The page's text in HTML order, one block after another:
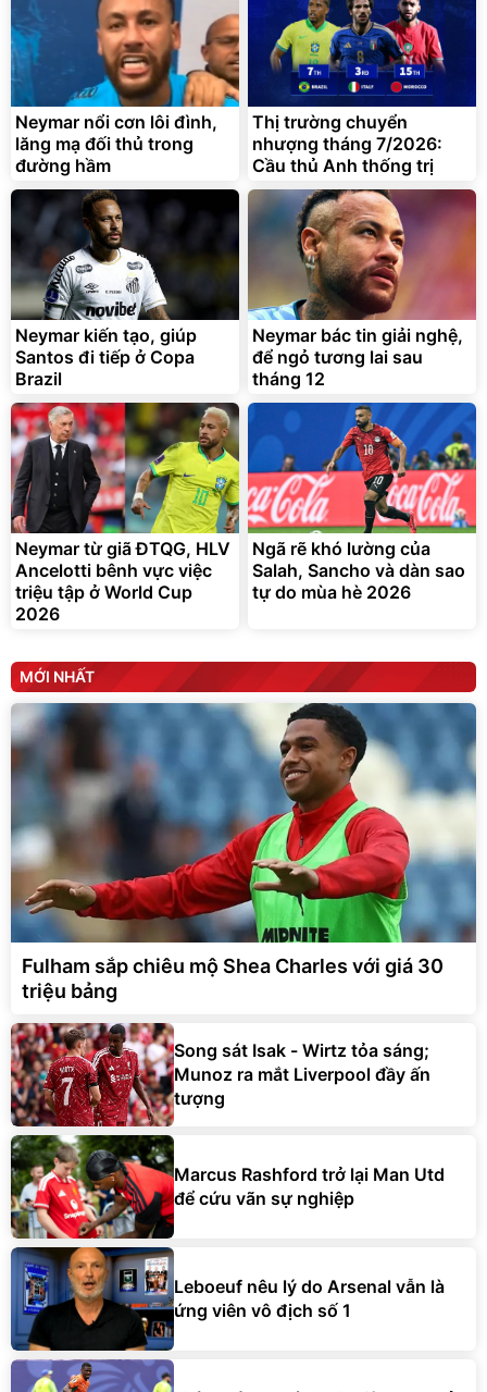
Lót ghế ôtô, nâng lưng
chống nóng giúp thoải mái
trong di chuyển
295.000đ
Đã bán nhiều
Neymar nổi cơn lôi đình,
lăng mạ đối thủ trong
đường hầm
Thị trường chuyển
nhượng tháng 7/2026:
Cầu thủ Anh thống trị
Neymar kiến tạo, giúp
Santos đi tiếp ở Copa
Brazil
Neymar bác tin giải nghệ,
để ngỏ tương lai sau
tháng 12
Neymar từ giã ĐTQG, HLV
Ancelotti bênh vực việc
triệu tập ở World Cup
2026
Ngã rẽ khó lường của
Salah, Sancho và dàn sao
tự do mùa hè 2026
MỚI NHẤT
Fulham sắp chiêu mộ Shea Charles với giá 30
triệu bảng
Song sát Isak - Wirtz tỏa sáng;
Munoz ra mắt Liverpool đầy ấn
tượng
Marcus Rashford trở lại Man Utd
để cứu vãn sự nghiệp
Leboeuf nêu lý do Arsenal vẫn là
ứng viên vô địch số 1